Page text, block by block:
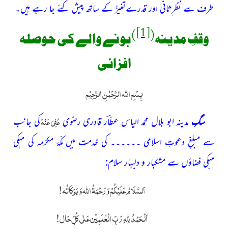
طرف سے نظر ِثانی اور قدرےتغیرُّ کے ساتھ پیش کئے جا رہے ہیں۔
وقفِ مدینہ(
[1]
)ہونے والے کی حوصلہ
افزائی
بِسْمِ اللہ الرَّحْمٰنِ الرَّحِیْم
سگِ مدینہ ابو بلال محمد الیاس عطّاؔر قادری رضوی عُفِیَ عَنْہُکی جانب
سے مبلغِ دعوتِ اسلامی ۔۔۔۔۔۔ کی خدمت میں مکّۂ مکرّمہ کی مہکی
مہکی فضاؤں سے مشکبار و دلبہار سلام:
اَلسَّلَامُ عَلَیْکُمْ وَرَحْمَۃُ اللہ وَ بَرَکَاتُہ!
اَلْحَمْدُ لِلّٰہِ رَبِّ الْعٰلَمِیْن عَلٰی کُلِّ حَال!